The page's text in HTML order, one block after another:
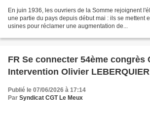
En juin 1936, les ouvriers de la Somme rejoignent
une partie du pays depuis début mai : ils se mettent
usines pour réclamer une augmentation de...
FR Se connecter 54ème congrès
Intervention Olivier LEBERQUIER
Publié le 07/06/2026 à 17:14
Par Syndicat CGT Le Meux